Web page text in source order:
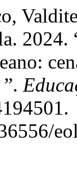
2024.